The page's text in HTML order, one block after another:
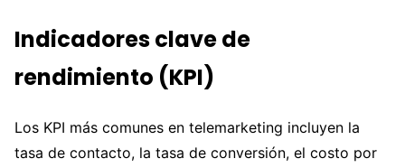
Indicadores clave de
rendimiento (KPI)
Los KPI más comunes en telemarketing incluyen la
tasa de contacto, la tasa de conversión, el costo por